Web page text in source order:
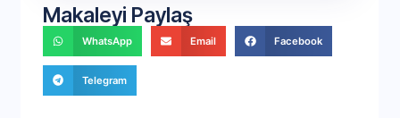
Makaleyi Paylaş
WhatsApp Email Facebook
Telegram